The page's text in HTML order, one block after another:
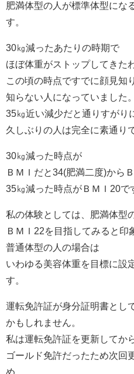
肥満体型の人が標準体型にな
す。
30㎏減ったあたりの時期で
ほぼ体重がストップしてきた
この頃の時点ですでに顔見知
知らない人になっていました。
35㎏近い減少だと通りすがり
久しぶりの人は完全に素通り
30㎏減った時点が
ＢＭＩだと34(肥満二度)から
35㎏減った時点がＢＭＩ20で
私の体験としては、肥満体型
ＢＭＩ22を目指してみると印
普通体型の人の場合は
いわゆる美容体重を目標に設
す。
運転免許証が身分証明書とし
かもしれません。
私は運転免許証を更新してか
ゴールド免許だったため次回
め